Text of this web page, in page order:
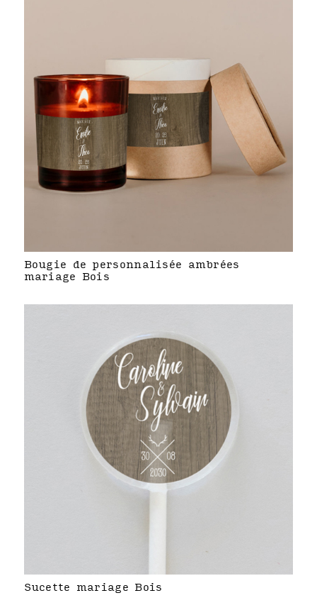
Bougie de personnalisée ambrées
mariage Bois
Sucette mariage Bois